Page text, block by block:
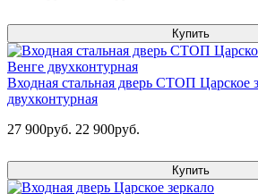
Купить
Входная стальная дверь СТОП Царское
двухконтурная
27 900руб. 22 900руб.
Купить